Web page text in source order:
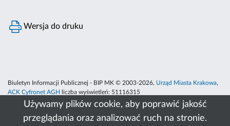
Używamy plików cookie, aby poprawić jakość
przeglądania oraz analizować ruch na stronie.
Wersja do druku
Biuletyn Informacji Publicznej - BIP MK © 2003-2026, Urząd Miasta Krakowa,
ACK Cyfronet AGH
liczba wyświetleń: 51116315